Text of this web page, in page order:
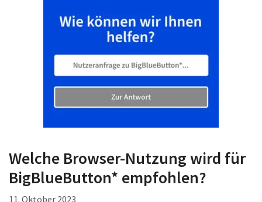
Welche Browser-Nutzung wird für
BigBlueButton* empfohlen?
11. Oktober 2023